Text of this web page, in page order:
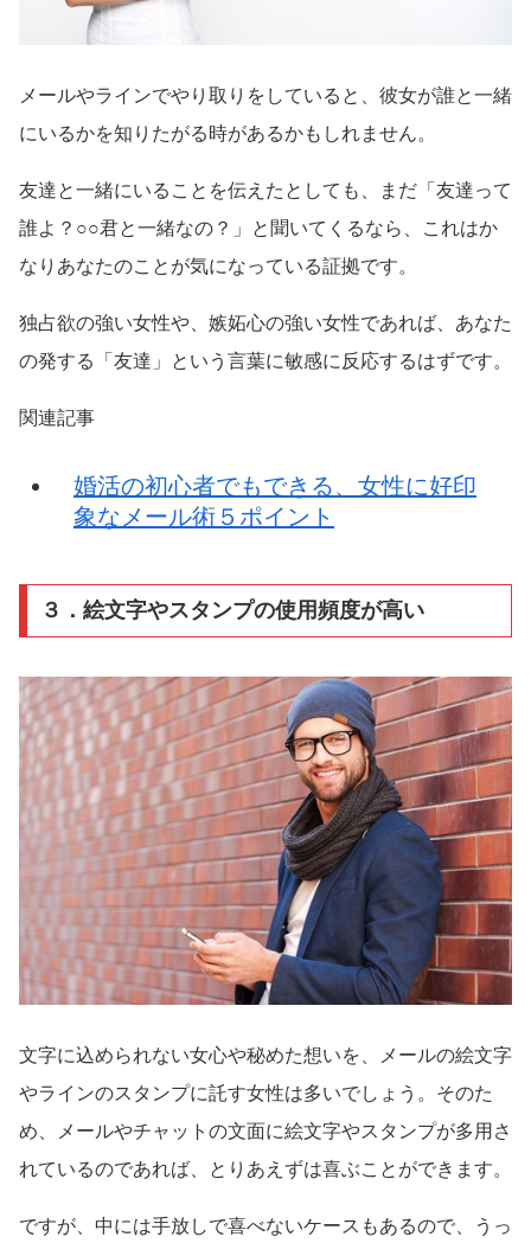
メールやラインでやり取りをしていると、彼女が誰と一緒
にいるかを知りたがる時があるかもしれません。
友達と一緒にいることを伝えたとしても、まだ「友達って
誰よ？○○君と一緒なの？」と聞いてくるなら、これはか
なりあなたのことが気になっている証拠です。
独占欲の強い女性や、嫉妬心の強い女性であれば、あなた
の発する「友達」という言葉に敏感に反応するはずです。
関連記事
婚活の初心者でもできる、女性に好印
象なメール術５ポイント
３．絵文字やスタンプの使用頻度が高い
文字に込められない女心や秘めた想いを、メールの絵文字
やラインのスタンプに託す女性は多いでしょう。そのた
め、メールやチャットの文面に絵文字やスタンプが多用さ
れているのであれば、とりあえずは喜ぶことができます。
ですが、中には手放しで喜べないケースもあるので、うっ